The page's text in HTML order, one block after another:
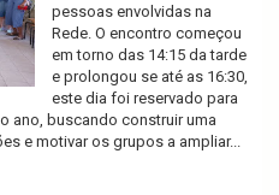
pessoas envolvidas na
Rede. O encontro começou
em torno das 14:15 da tarde
e prolongou se até as 16:30,
este dia foi reservado para
ano, buscando construir uma
e motivar os grupos a ampliar...